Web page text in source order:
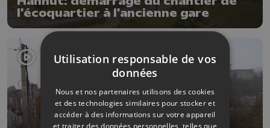
l'écoquartier à l'ancienne gare
Utilisation responsable de vos
données
Nous et nos partenaires utilisons des cookies
et des technologies similaires pour stocker et
accéder à des informations sur votre appareil
et traiter des données personnelles, telles que